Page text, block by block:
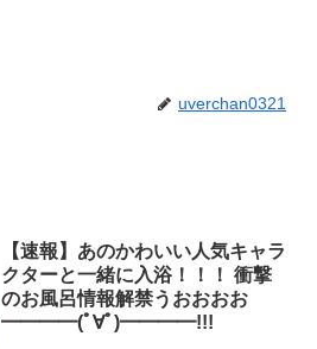
uverchan0321
【速報】あのかわいい人気キャラ
クターと一緒に入浴！！！ 衝撃
のお風呂情報解禁うおおおお
━━━━(ﾟ∀ﾟ)━━━━!!!